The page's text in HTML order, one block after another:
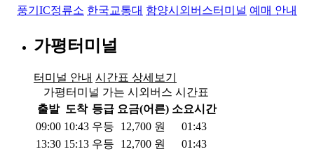
풍기IC정류소 한국교통대 함양시외버스터미널 예매 안내
가평터미널
터미널 안내 시간표 상세보기
가평터미널 가는 시외버스 시간표
출발 도착 등급 요금(어른) 소요시간
09:00 10:43 우등 12,700 원
01:43
13:30 15:13 우등 12,700 원
01:43